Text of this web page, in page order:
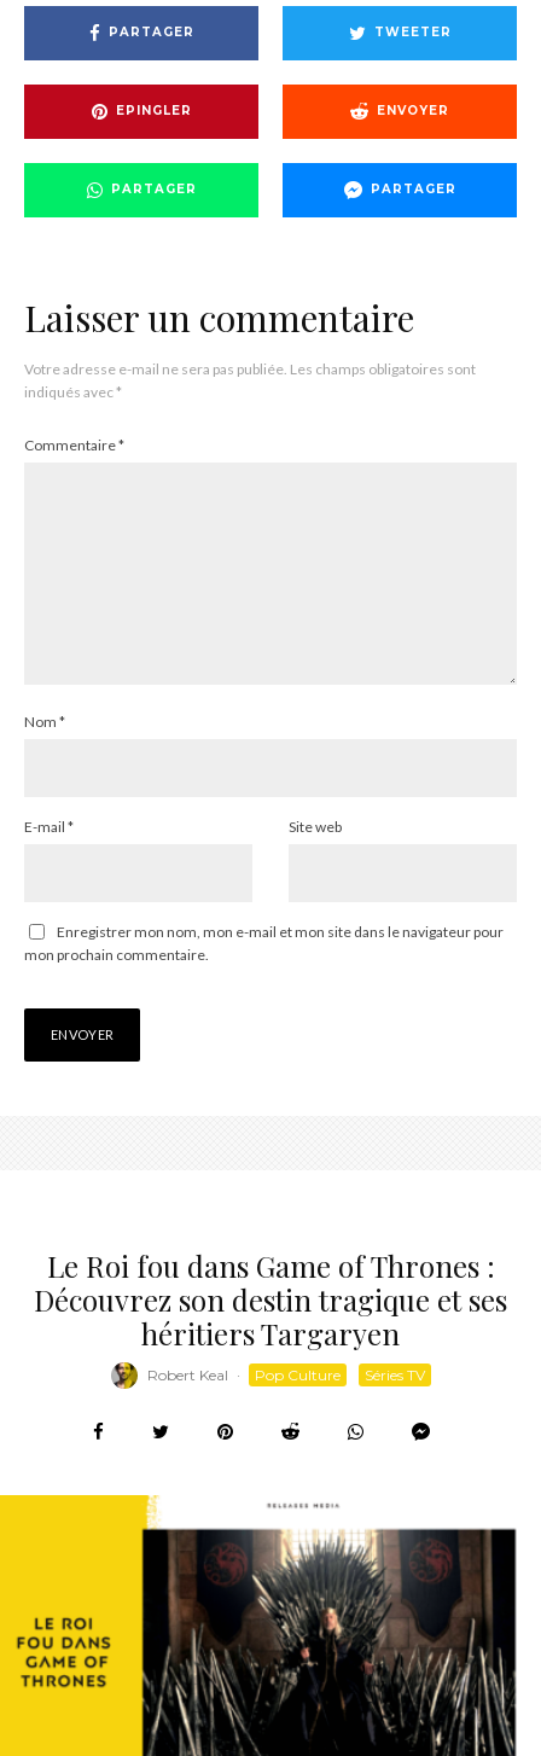
PARTAGER TWEETER
EPINGLER ENVOYER
PARTAGER PARTAGER
Laisser un commentaire
Votre adresse e-mail ne sera pas publiée. Les champs obligatoires sont
indiqués avec*
Commentaire*
Nom *
E-mail * Site web
Enregistrer mon nom, mon e-mail et mon site dans le navigateur pour
mon prochain commentaire.
Le Roi fou dans Game of Thrones :
Découvrez son destin tragique et ses
héritiers Targaryen
Robert Keal · Pop Culture Séries TV